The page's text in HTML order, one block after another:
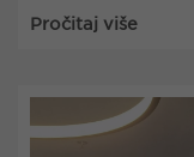
Pročitaj više